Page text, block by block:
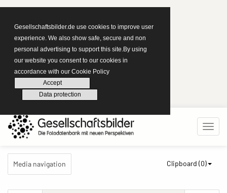
Gesellschaftsbilder.de use cookies to improve user
experience. We also show safe, secure and non
personal advertising to support this site.By using
our website you consent to our cookies in
accordance with our Cookie Policy
Accept
Data protection
Media navigation Clipboard (0)